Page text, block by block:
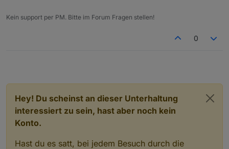
Kein support per PM. Bitte im Forum Fragen stellen!
0
Hey! Du scheinst an dieser Unterhaltung
interessiert zu sein, hast aber noch kein
Konto.
Hast du es satt, bei jedem Besuch durch die